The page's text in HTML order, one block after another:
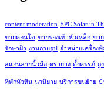
content moderation EPC Solar in
ขายคอนโด ขายรองเท้าหัวเหล็ก ขา
รักษาฝ้า งานถ่ายรูป จำหน่ายเครื่อง
สแกนลายนิ้วมือ ตรายาง ตั้งครรภ์ ถุ
ที่พักหัวหิน นวนิยาย บริการขนย้าย บ้